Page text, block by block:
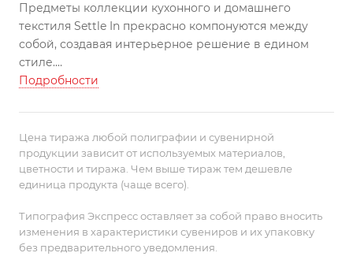
Предметы коллекции кухонного и домашнего
текстиля Settle In прекрасно компонуются между
собой, создавая интерьерное решение в едином
стиле.
Износостойкая ткань, имитирующая лен, обработана
применение для кухни и дома практичным, а уход —
легким.
Подробности
Цена тиража любой полиграфии и сувенирной
продукции зависит от используемых материалов,
цветности и тиража. Чем выше тираж тем дешевле
единица продукта (чаще всего).
Типография Экспресс оставляет за собой право вносить
изменения в характеристики сувениров и их упаковку
без предварительного уведомления.